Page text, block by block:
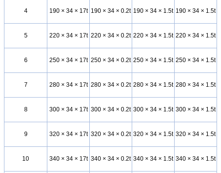
4 190 × 34 × 17t 190 × 34 × 0.2t 190 × 34 × 1.5t 190 × 34 × 1.5t
5 220 × 34 × 17t 220 × 34 × 0.2t 220 × 34 × 1.5t 220 × 34 × 1.5t
6 250 × 34 × 17t 250 × 34 × 0.2t 250 × 34 × 1.5t 250 × 34 × 1.5t
7 280 × 34 × 17t 280 × 34 × 0.2t 280 × 34 × 1.5t 280 × 34 × 1.5t
8 300 × 34 × 17t 300 × 34 × 0.2t 300 × 34 × 1.5t 300 × 34 × 1.5t
9 320 × 34 × 17t 320 × 34 × 0.2t 320 × 34 × 1.5t 320 × 34 × 1.5t
10 340 × 34 × 17t 340 × 34 × 0.2t 340 × 34 × 1.5t 340 × 34 × 1.5t